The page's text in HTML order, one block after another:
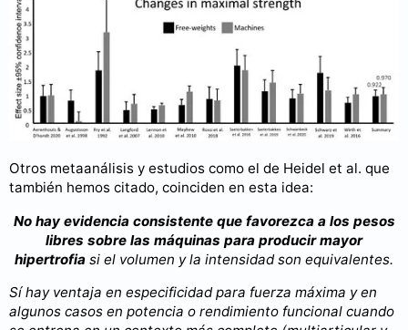
Otros metaanálisis y estudios como el de Heidel et al. que
también hemos citado, coinciden en esta idea:
No hay evidencia consistente que favorezca a los pesos
libres sobre las máquinas para producir mayor
hipertrofia si el volumen y la intensidad son equivalentes.
Sí hay ventaja en especificidad para fuerza máxima y en
algunos casos en potencia o rendimiento funcional cuando